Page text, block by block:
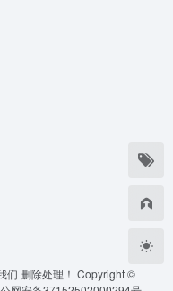
们 删除处理！ Copyright ©